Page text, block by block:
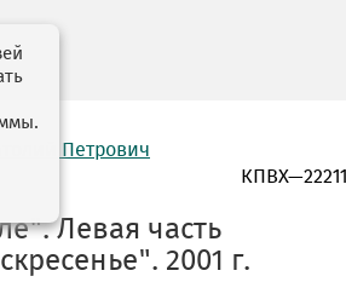
Петрович
КПВХ—22211
Левая часть
2001 г.